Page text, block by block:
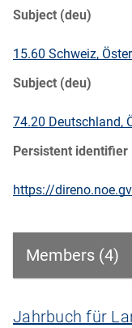
Subject (deu)
15.60 Schweiz,
Subject (deu)
74.20 Deutschland,
Persistent identifier
https://
Members (4)
Jahrbuch für